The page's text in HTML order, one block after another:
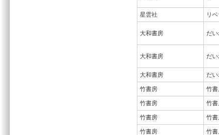
星雲社 リ
大和書房 だ
大和書房 だ
大和書房 だ
竹書房 竹
竹書房 竹
竹書房 竹
竹書房 竹